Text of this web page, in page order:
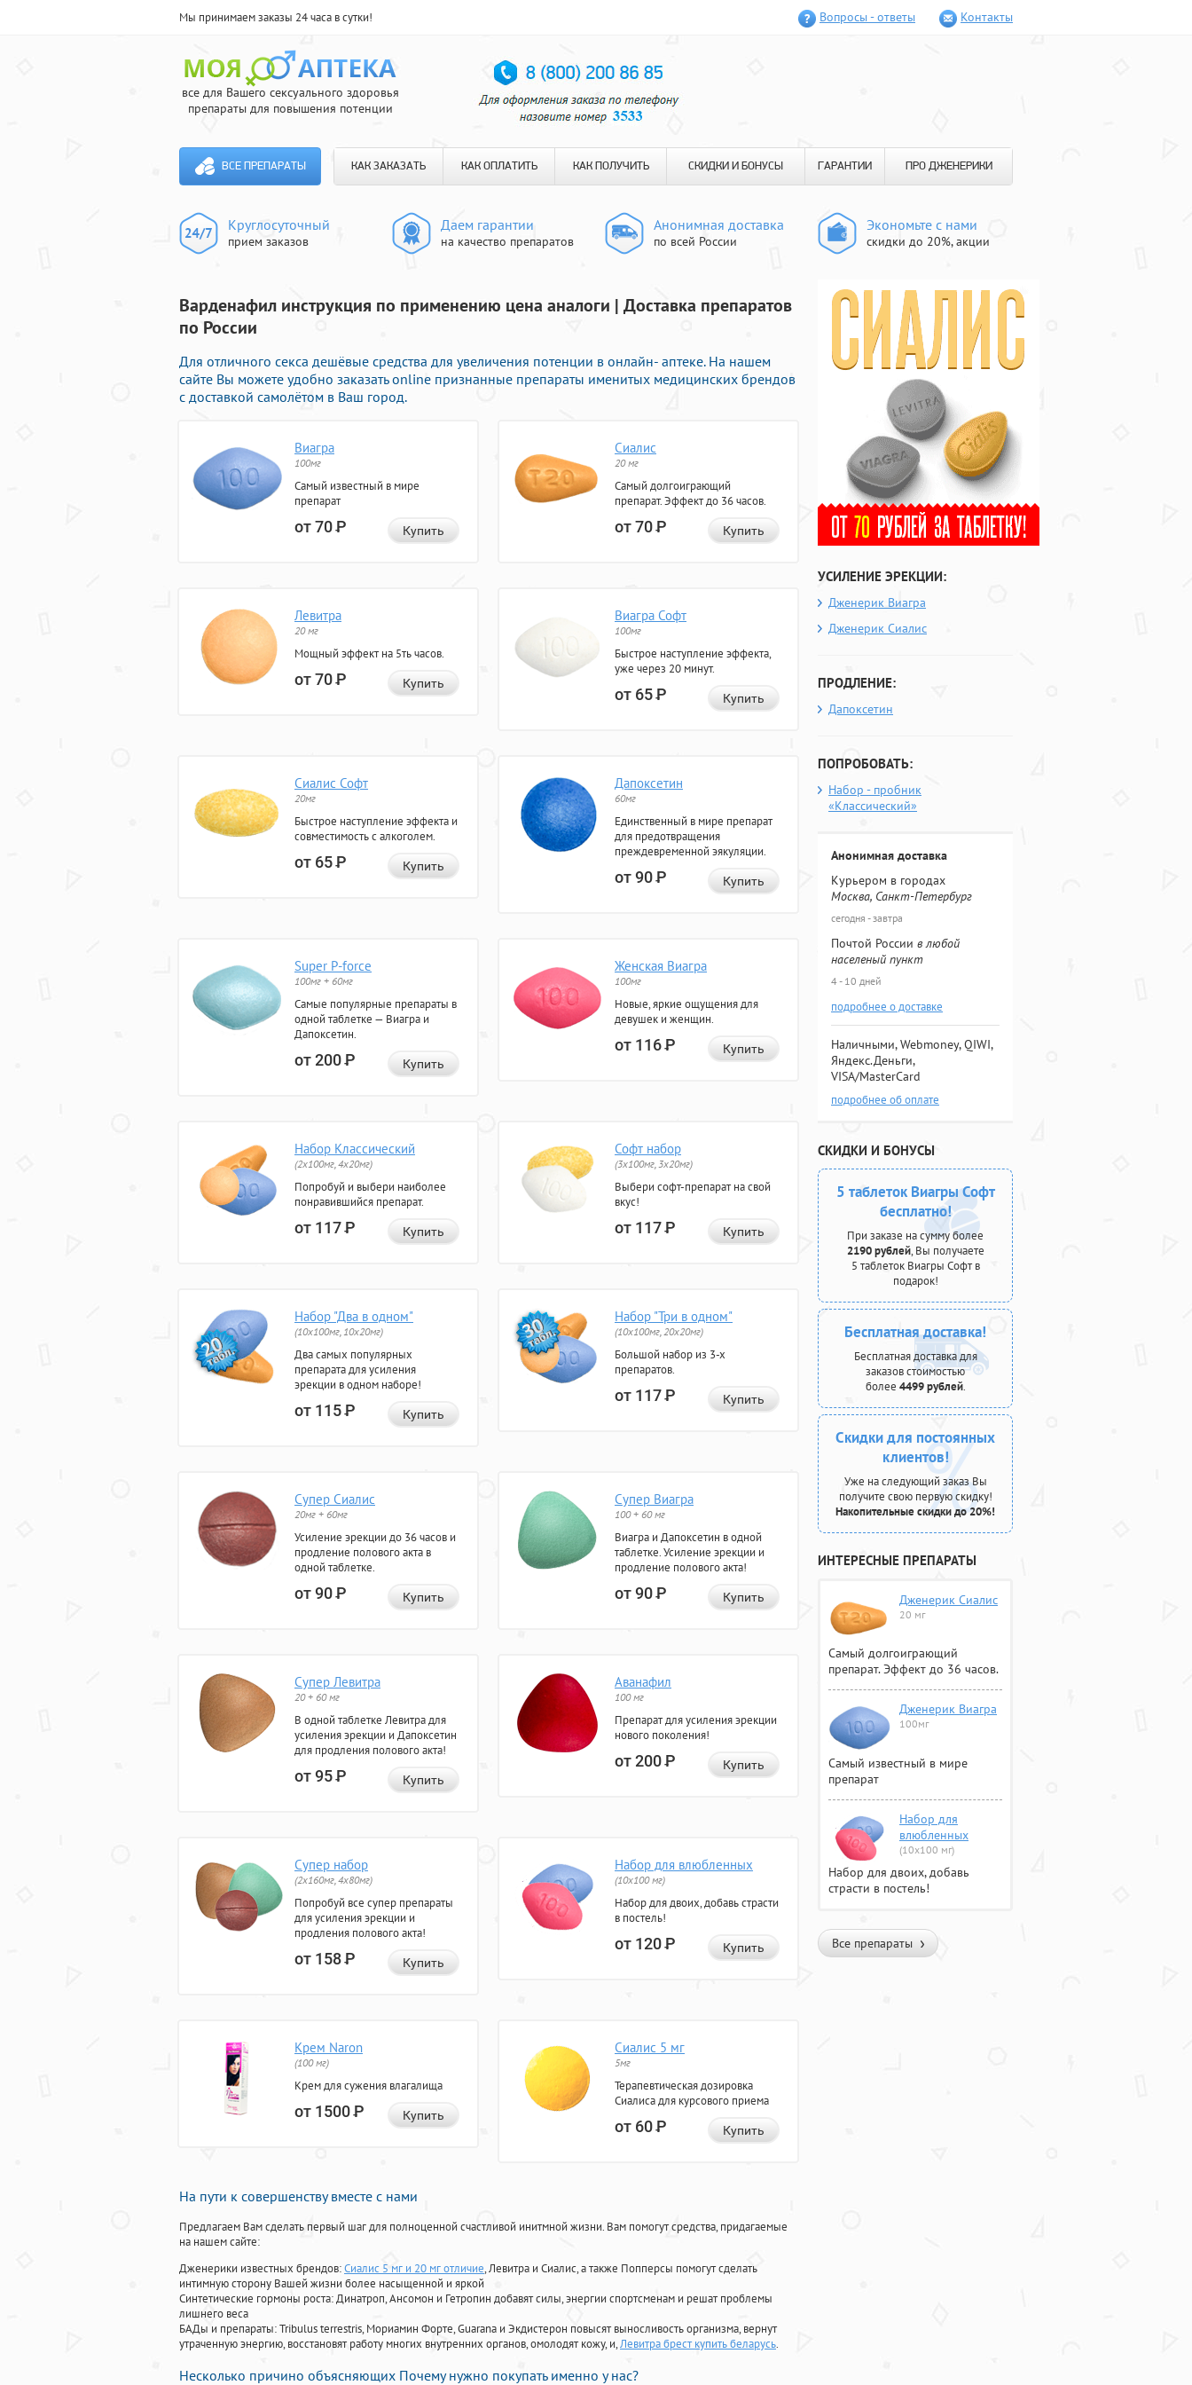
Мы принимаем заказы 24 часа в сутки! Вопросы - ответы Контакты
все для Вашего сексуального здоровья
препараты для повышения потенции
ВСЕ ПРЕПАРАТЫ КАК ЗАКАЗАТЬ КАК ОПЛАТИТЬ КАК ПОЛУЧИТЬ СКИДКИ И БОНУСЫ ГАРАНТИИ ПРО ДЖЕНЕРИКИ
Круглосуточный
прием заказов
Даем гарантии
на качество препаратов
Анонимная доставка
по всей России
Экономьте с нами
скидки до 20%, акции
Варденафил инструкция по применению цена аналоги | Доставка препаратов
по России
Для отличного секса дешёвые средства для увеличения потенции в онлайн- аптеке. На нашем
сайте Вы можете удобно заказать online признанные препараты именитых медицинских брендов
с доставкой самолётом в Ваш город.
Виагра
100мг
Самый известный в мире
препарат
от 70Р Купить
Сиалис
20 мг
Самый долгоиграющий
препарат. Эффект до 36 часов.
от 70Р Купить
Левитра
20 мг
Мощный эффект на 5ть часов.
от 70Р Купить
Виагра Софт
100мг
Быстрое наступление эффекта,
уже через 20 минут.
от 65Р Купить
Сиалис Софт
20мг
Быстрое наступление эффекта и
совместимость с алкоголем.
от 65Р Купить
Дапоксетин
60мг
Единственный в мире препарат
для предотвращения
преждевременной эякуляции.
от 90Р Купить
Super P-force
100мг + 60мг
Самые популярные препараты в
одной таблетке — Виагра и
Дапоксетин.
от 200Р Купить
Женская Виагра
100мг
Новые, яркие ощущения для
девушек и женщин.
от 116Р Купить
Набор Классический
(2x100мг, 4x20мг)
Попробуй и выбери наиболее
понравившийся препарат.
от 117Р Купить
Софт набор
(3x100мг, 3x20мг)
Выбери софт-препарат на свой
вкус!
от 117Р Купить
Набор "Два в одном"
(10x100мг, 10x20мг)
Два самых популярных
препарата для усиления
эрекции в одном наборе!
от 115Р Купить
Набор "Три в одном"
(10x100мг, 20x20мг)
Большой набор из 3-х
препаратов.
от 117Р Купить
Супер Сиалис
20мг + 60мг
Усиление эрекции до 36 часов и
продление полового акта в
одной таблетке.
от 90Р Купить
Супер Виагра
100 + 60 мг
Виагра и Дапоксетин в одной
таблетке. Усиление эрекции и
продление полового акта!
от 90Р Купить
Супер Левитра
20 + 60 мг
В одной таблетке Левитра для
усиления эрекции и Дапоксетин
для продления полового акта!
от 95Р Купить
Аванафил
100 мг
Препарат для усиления эрекции
нового поколения!
от 200Р Купить
Супер набор
(2х160мг, 4х80мг)
Попробуй все супер препараты
для усиления эрекции и
продления полового акта!
от 158Р Купить
Набор для влюбленных
(10х100 мг)
Набор для двоих, добавь страсти
в постель!
от 120Р Купить
Крем Naron
(100 мг)
Крем для сужения влагалища
от 1500Р Купить
Сиалис 5 мг
5мг
Терапевтическая дозировка
Сиалиса для курсового приема
от 60Р Купить
На пути к совершенству вместе с нами
Предлагаем Вам сделать первый шаг для полноценной счастливой инитмной жизни. Вам помогут средства, придагаемые
на нашем сайте:
Дженерики известных брендов:Сиалис 5 мг и 20 мг отличие, Левитра и Сиалис, а также Попперсы помогут сделать
интимную сторону Вашей жизни более насыщенной и яркой
Синтетические гормоны роста: Динатроп, Ансомон и Гетропин добавят силы, энергии спортсменам и решат проблемы
лишнего веса
БАДы и препараты:Tribulus terrestris, Мориамин Форте, Guarana и Экдистерон повысят выносливость организма, вернут
утраченную энергию, восстановят работу многих внутренних органов, омолодят кожу, и,Левитра брест купить беларусь.
Несколько причино объясняющих Почему нужно покупать именно у нас?
УСИЛЕНИЕ ЭРЕКЦИИ:
Дженерик Виагра
Дженерик Сиалис
ПРОДЛЕНИЕ:
Дапоксетин
ПОПРОБОВАТЬ:
Набор - пробник
«Классический»
Анонимная доставка
Курьером в городах
Москва, Санкт-Петербург
сегодня - завтра
Почтой России в любой
населеный пункт
4 - 10 дней
подробнее о доставке
Наличными, Webmoney, QIWI,
Яндекс.Деньги,
VISA/MasterCard
подробнее об оплате
СКИДКИ И БОНУСЫ
5 таблеток Виагры Софт
бесплатно!
При заказе на сумму более
2190 рублей, Вы получаете
5 таблеток Виагры Софт в
подарок!
Бесплатная доставка!
Бесплатная доставка для
заказов стоимостью
более 4499 рублей.
Скидки для постоянных
клиентов!
Уже на следующий заказ Вы
получите свою первую скидку!
Накопительные скидки до 20%!
ИНТЕРЕСНЫЕ ПРЕПАРАТЫ
Дженерик Сиалис
20 мг
Самый долгоиграющий
препарат. Эффект до 36 часов.
Дженерик Виагра
100мг
Самый известный в мире
препарат
Набор для
влюбленных
(10х100 мг)
Набор для двоих, добавь
страсти в постель!
Все препараты